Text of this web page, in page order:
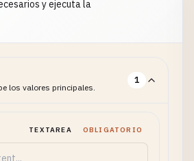
y ejecuta la
los valores principales.
1
TEXTAREA OBLIGATORIO